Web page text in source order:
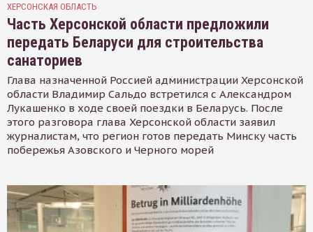
ХЕРСОНСКАЯ ОБЛАСТЬ
Часть Херсонской области предложили
передать Беларуси для строительства
санаториев
Глава назначенной Россией администрации Херсонской
области Владимир Сальдо встретился с Александром
Лукашенко в ходе своей поездки в Беларусь. После
этого разговора глава Херсонской области заявил
журналистам, что регион готов передать Минску часть
побережья Азовского и Черного морей